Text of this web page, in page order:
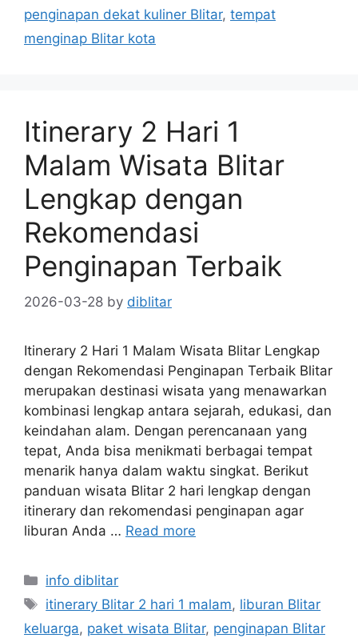
penginapan dekat kuliner Blitar, tempat
menginap Blitar kota
Itinerary 2 Hari 1
Malam Wisata Blitar
Lengkap dengan
Rekomendasi
Penginapan Terbaik
2026-03-28 by diblitar
Itinerary 2 Hari 1 Malam Wisata Blitar Lengkap
dengan Rekomendasi Penginapan Terbaik Blitar
merupakan destinasi wisata yang menawarkan
kombinasi lengkap antara sejarah, edukasi, dan
keindahan alam. Dengan perencanaan yang
tepat, Anda bisa menikmati berbagai tempat
menarik hanya dalam waktu singkat. Berikut
panduan wisata Blitar 2 hari lengkap dengan
itinerary dan rekomendasi penginapan agar
liburan Anda … Read more
Categories
info diblitar
Tags
itinerary Blitar 2 hari 1 malam, liburan Blitar
keluarga, paket wisata Blitar, penginapan Blitar